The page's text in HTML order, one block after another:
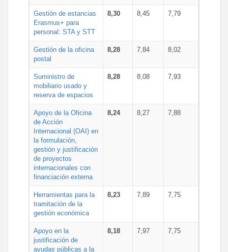
Gestión de estancias
Erasmus+ para
personal: STA y STT
8,30 8,45 7,79
Gestión de la oficina
postal
8,28 7,84 8,02
Suministro de
mobiliario usado y
reserva de espacios
8,28 8,08 7,93
Apoyo de la Oficina
de Acción
Internacional (OAI) en
la formulación,
gestión y justificación
de proyectos
internacionales con
financiación externa
8,24 8,27 7,88
Herramientas para la
tramitación de la
gestión económica
8,23 7,89 7,75
Apoyo en la
justificación de
ayudas públicas a la
8,18 7,97 7,75